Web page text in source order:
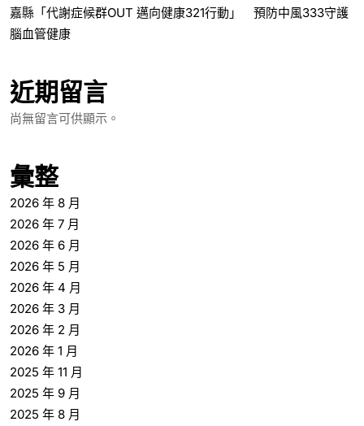
嘉縣「代謝症候群OUT 邁向健康321行動」 預防中風333守護
腦血管健康
近期留言
尚無留言可供顯示。
彙整
2026 年 8 月
2026 年 7 月
2026 年 6 月
2026 年 5 月
2026 年 4 月
2026 年 3 月
2026 年 2 月
2026 年 1 月
2025 年 11 月
2025 年 9 月
2025 年 8 月